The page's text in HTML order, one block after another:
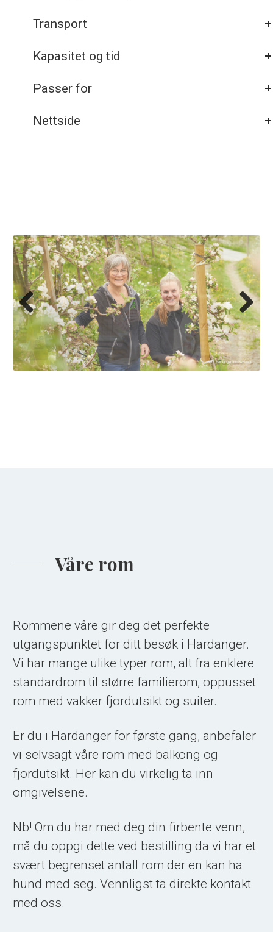
Transport
Kapasitet og tid
Passer for
Nettside
Pre
viou
s
Nex
t
Våre rom
Rommene våre gir deg det perfekte
utgangspunktet for ditt besøk i Hardanger.
Vi har mange ulike typer rom, alt fra enklere
standardrom til større familierom, oppusset
rom med vakker fjordutsikt og suiter.
Er du i Hardanger for første gang, anbefaler
vi selvsagt våre rom med balkong og
fjordutsikt. Her kan du virkelig ta inn
omgivelsene.
Nb! Om du har med deg din firbente venn,
må du oppgi dette ved bestilling da vi har et
svært begrenset antall rom der en kan ha
hund med seg. Vennligst ta direkte kontakt
med oss.